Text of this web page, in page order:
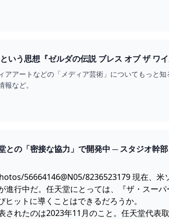
いう思想『ゼルダの伝説 ブレス オブ ザ ワ
アアートなどの「メディア芸術」についてもっと
など。
56664146@N05/8236523179現在、米
進行中だ。任天堂にとっては、『ザ・スー
ットに導くことはできるだろうか。
されたのは2023年11月のこと。任天堂代